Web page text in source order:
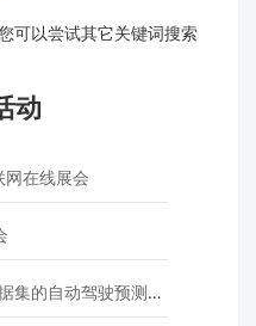
可以尝试其它关键词搜索
动
在线展会
动驾驶预测模型挑战赛